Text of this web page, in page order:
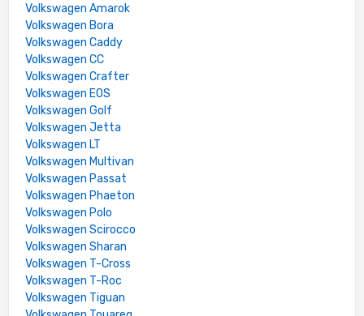
Volkswagen Amarok
Volkswagen Bora
Volkswagen Caddy
Volkswagen CC
Volkswagen Crafter
Volkswagen EOS
Volkswagen Golf
Volkswagen Jetta
Volkswagen LT
Volkswagen Multivan
Volkswagen Passat
Volkswagen Phaeton
Volkswagen Polo
Volkswagen Scirocco
Volkswagen Sharan
Volkswagen T-Cross
Volkswagen T-Roc
Volkswagen Tiguan